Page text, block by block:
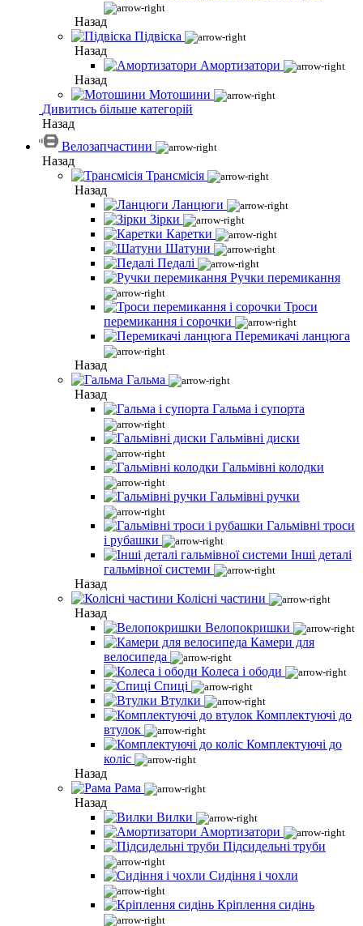
Назад
Підвіска
Назад
Амортизатори
Назад
Мотошини
Дивитись більше категорій
Назад
Велозапчастини
Назад
Трансмісія
Назад
Ланцюги
Зірки
Каретки
Шатуни
Педалі
Ручки перемикання
Троси
перемикання і сорочки
Перемикачі ланцюга
Назад
Гальма
Назад
Гальма і супорта
Гальмівні диски
Гальмівні колодки
Гальмівні ручки
Гальмівні троси
і рубашки
Інші деталі
гальмівної системи
Назад
Колісні частини
Назад
Велопокришки
Камери для
велосипеда
Колеса і ободи
Спиці
Втулки
Комплектуючі до
втулок
Комплектуючі до
коліс
Назад
Рама
Назад
Вилки
Амортизатори
Підсидельні труби
Сидіння і чохли
Кріплення сидінь